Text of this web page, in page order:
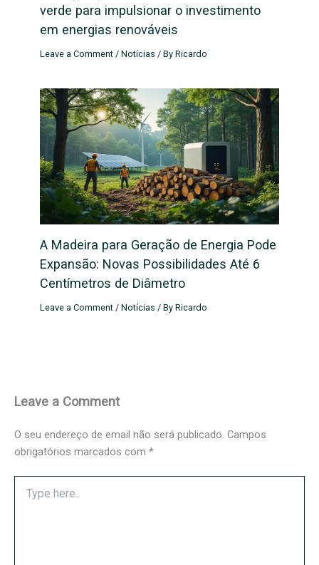
verde para impulsionar o investimento
em energias renováveis
Leave a Comment /Notícias / ByRicardo
A Madeira para Geração de Energia Pode
Expansão: Novas Possibilidades Até 6
Centímetros de Diâmetro
Leave a Comment /Notícias / ByRicardo
Leave a Comment
O seu endereço de email não será publicado. Campos
obrigatórios marcados com *
here..